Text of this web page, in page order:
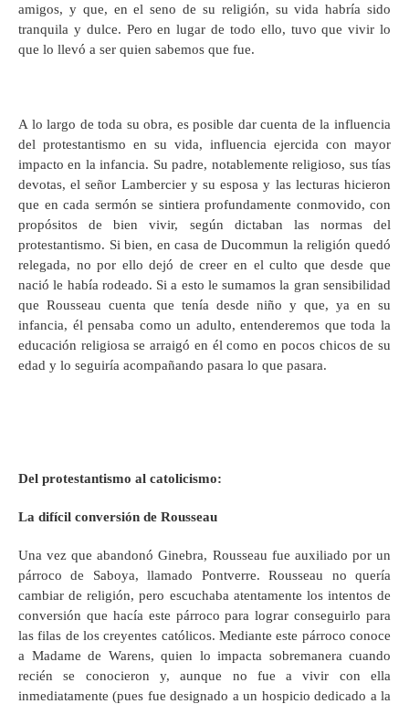
amigos, y que, en el seno de su religión, su vida habría sido
tranquila y dulce. Pero en lugar de todo ello, tuvo que vivir lo
que lo llevó a ser quien sabemos que fue.
A lo largo de toda su obra, es posible dar cuenta de la influencia
del protestantismo en su vida, influencia ejercida con mayor
impacto en la infancia. Su padre, notablemente religioso, sus tías
devotas, el señor Lambercier y su esposa y las lecturas hicieron
que en cada sermón se sintiera profundamente conmovido, con
propósitos de bien vivir, según dictaban las normas del
protestantismo. Si bien, en casa de Ducommun la religión quedó
relegada, no por ello dejó de creer en el culto que desde que
nació le había rodeado. Si a esto le sumamos la gran sensibilidad
que Rousseau cuenta que tenía desde niño y que, ya en su
infancia, él pensaba como un adulto, entenderemos que toda la
educación religiosa se arraigó en él como en pocos chicos de su
edad y lo seguiría acompañando pasara lo que pasara.
Del protestantismo al catolicismo:
La difícil conversión de Rousseau
Una vez que abandonó Ginebra, Rousseau fue auxiliado por un
párroco de Saboya, llamado Pontverre. Rousseau no quería
cambiar de religión, pero escuchaba atentamente los intentos de
conversión que hacía este párroco para lograr conseguirlo para
las filas de los creyentes católicos. Mediante este párroco conoce
a Madame de Warens, quien lo impacta sobremanera cuando
recién se conocieron y, aunque no fue a vivir con ella
inmediatamente (pues fue designado a un hospicio dedicado a la